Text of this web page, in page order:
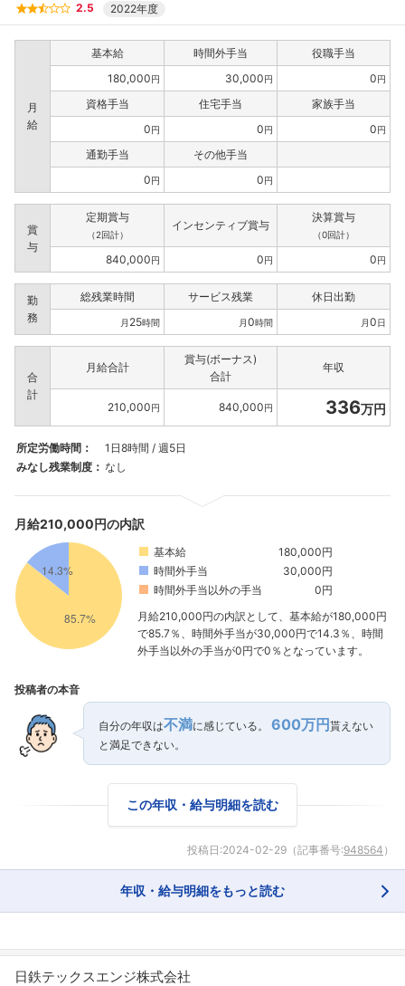
2.5
2022年度
月
給
基本給 時間外手当
役職手当
180,000円 30,000円 0円
資格手当 住宅手当
家族手当
0円 0円 0円
通勤手当
その他手当
0円 0円
賞
与
定期賞与
（2回計）
インセンティブ賞与
決算賞与
（0回計）
840,000円 0円 0円
勤
務
総残業時間 サービス残業 休日出勤
月 25時間 月0時間 月0日
合
計
月給合計
賞与(ボーナス)
合計
年収
210,000円 840,000円 336万円
所定労働時間：
1日8時間 / 週5日
みなし残業制度： なし
月給210,000円の内訳
基本給
180,000円
時間外手当
30,000円
時間外手当以外の手当
0円
月給210,000円の内訳として、基本給が180,000円
で85.7％、時間外手当が30,000円で14.3％、時間
外手当以外の手当が0円で0％となっています。
投稿者の本音
自分の年収は不満に感じている。 600万円貰えない
と満足できない。
この年収・給与明細を読む
投稿日:2024-02-29 （記事番号:948564 ）
年収・給与明細をもっと読む
日鉄テックスエンジ株式会社